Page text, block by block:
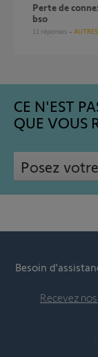
Perte de connexion entre tahoma switch 2 et volets rts et
bso
11 réponses
CE N'EST
QUE VOUS
Posez
Besoin
Recevez